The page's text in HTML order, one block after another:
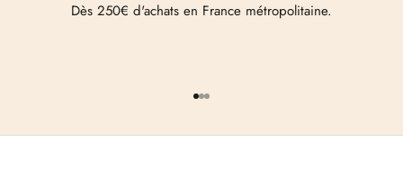
Dès 250€ d'achats en France métropolitaine.
Aller à l'élément 1
Aller à l'élément 2
Aller à l'élément 3